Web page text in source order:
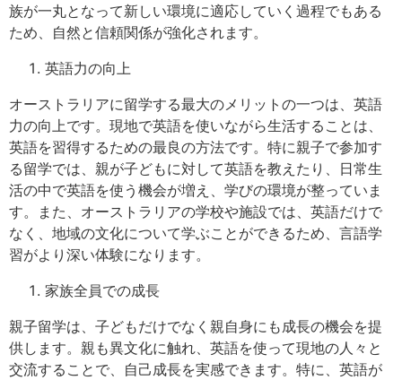
族が一丸となって新しい環境に適応していく過程でもある
ため、自然と信頼関係が強化されます。
英語力の向上
オーストラリアに留学する最大のメリットの一つは、英語
力の向上です。現地で英語を使いながら生活することは、
英語を習得するための最良の方法です。特に親子で参加す
る留学では、親が子どもに対して英語を教えたり、日常生
活の中で英語を使う機会が増え、学びの環境が整っていま
す。また、オーストラリアの学校や施設では、英語だけで
なく、地域の文化について学ぶことができるため、言語学
習がより深い体験になります。
家族全員での成長
親子留学は、子どもだけでなく親自身にも成長の機会を提
供します。親も異文化に触れ、英語を使って現地の人々と
交流することで、自己成長を実感できます。特に、英語が